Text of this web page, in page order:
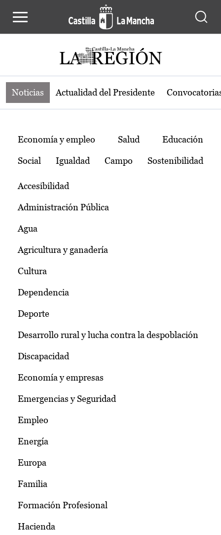
Noticias de la región de Castilla-La
Noticias Actualidad del Presidente
Temas
Economía y empleo Salud Educación
Social Igualdad Campo Sostenibilidad
Accesibilidad
Administración Pública
Agua
Agricultura y ganadería
Cultura
Dependencia
Deporte
Desarrollo rural y lucha contra la despoblación
Discapacidad
Economía y empresas
Emergencias y Seguridad
Empleo
Energía
Europa
Familia
Formación Profesional
Hacienda